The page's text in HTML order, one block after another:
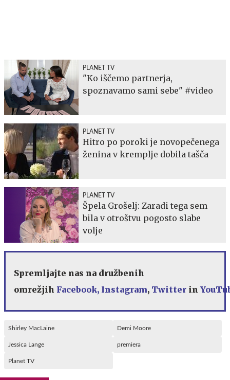
PLANET TV
"Ko iščemo partnerja,
spoznavamo sami sebe" #video
PLANET TV
Hitro po poroki je novopečenega
ženina v kremplje dobila tašča
PLANET TV
Špela Grošelj: Zaradi tega sem
bila v otroštvu pogosto slabe
volje
Spremljajte nas na družbenih
omrežjih Facebook, Instagram, Twitter in
Shirley MacLaine Demi Moore
Jessica Lange premiera
Planet TV